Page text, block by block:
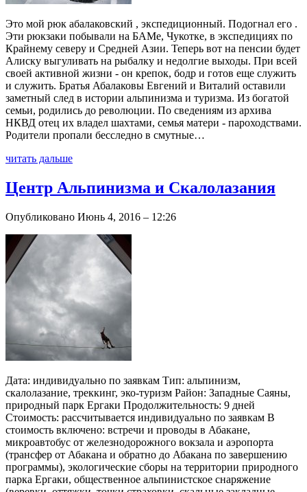
Это мой рюк абалаковский , экспедиционный. Подогнал его .
Эти рюкзаки побывали на БАМе, Чукотке, в экспедициях по
Крайнему северу и Средней Азии. Теперь вот на пенсии будет
Алиску выгуливать на рыбалку и недолгие выходы. При всей
своей активной жизни - он крепок, бодр и готов еще служить
и служить. Братья Абалаковы Евгений и Виталий оставили
заметный след в истории альпинизма и туризма. Из богатой
семьи, родились до революции. По сведениям из архива
НКВД отец их владел шахтами, семья матери - пароходствами.
Родители пропали бесследно в смутные…
читать дальше
Центр Альпинизма и Скалолазания
Опубликовано Июнь 4, 2016 – 12:26
Дата: индивидуально по заявкам Тип: альпинизм,
скалолазание, треккинг, эко-туризм Район: Западные Саяны,
природный парк Ергаки Продолжительность: 9 дней
Стоимость: рассчитывается индивидуально по заявкам В
стоимость включено: встречи и проводы в Абакане,
микроавтобус от железнодорожного вокзала и аэропорта
(трансфер от Абакана и обратно до Абакана по завершению
программы), экологические сборы на территории природного
парка Ергаки, общественное альпинистское снаряжение